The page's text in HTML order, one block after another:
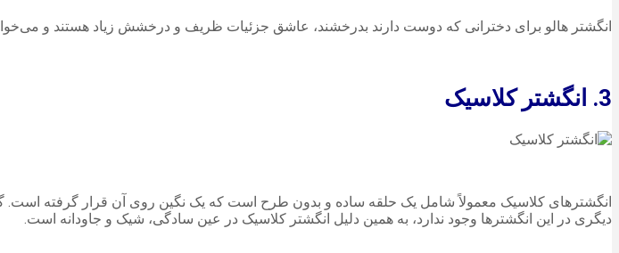
انگشتر هالو برای دخترانی که دوست دارند بدرخشند، عاشق جزئیات ظریف و درخشش زیاد هستند و
3. انگشتر کلاسیک
انگشترهای کلاسیک معمولاً شامل یک حلقه ساده و بدون طرح است که یک نگین روی آن قرار گرفته است.
دیگری در این انگشترها وجود ندارد، به همین دلیل انگشتر کلاسیک در عین سادگی، شیک و جاودانه است.